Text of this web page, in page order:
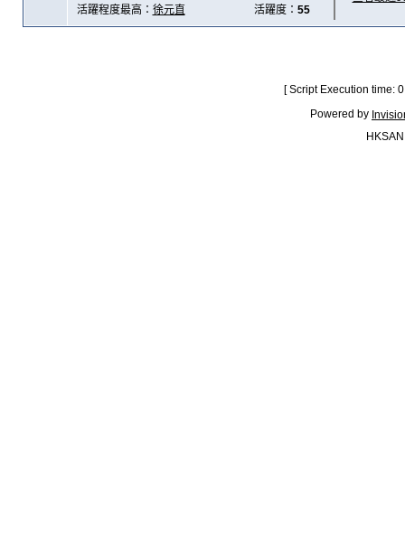
活躍程度最高： 徐元直 活躍度： 55
[ Script Execution time:
Powered by